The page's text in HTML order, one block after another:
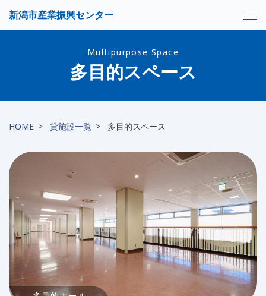
新潟市産業振興センター
Multipurpose Space
多目的スペース
HOME 貸施設一覧 多目的スペース